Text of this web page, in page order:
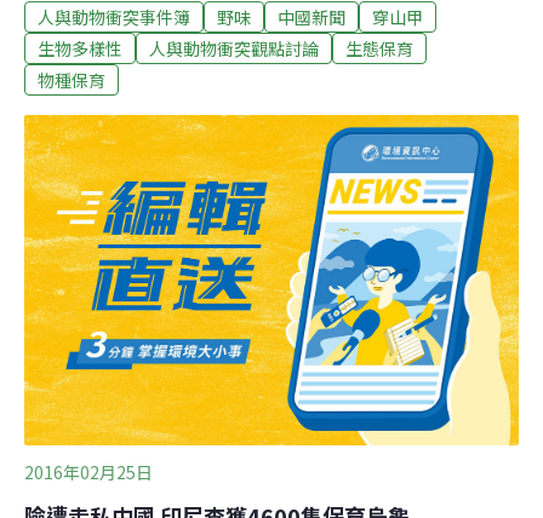
方獲得舉報，永嘉甌北一農家樂有人吃穿山甲。警方調查
發現，在溫州不少農家樂和高檔餐飲消費場所都有私下銷
售野味的現象。一位熟悉行情的餐飲業人士告訴記者，在
地下野生動物貿易中，以穿山甲、巨蜥、熊掌最受歡迎。
這些野味在產地捕殺後的價格並不算太高，在境外更是便
宜，但是經過各道販運環節，呈上餐桌時已經變成天價
了。比如穿山甲，在中越邊境收購價格僅為幾百元一隻，
可到了餐桌上，價格就高達近2千元一公斤，以一隻穿山
甲6－7公斤計算，僅一隻穿山甲就能給產業鏈帶來近萬元
的收益。而巨蜥、熊掌的價格更為昂貴，賣家的獲利空間
也更大。在溫州的案件中，涉案的溫州地區17名餐飲業主
被以非法收購、出售珍貴、瀕危野生動物製品罪追
人與動物衝突事件簿 野味 中國新聞
穿山甲
生物多樣性
人與動物衝突觀點討論
生態保育
物種保育
2016年02月25日